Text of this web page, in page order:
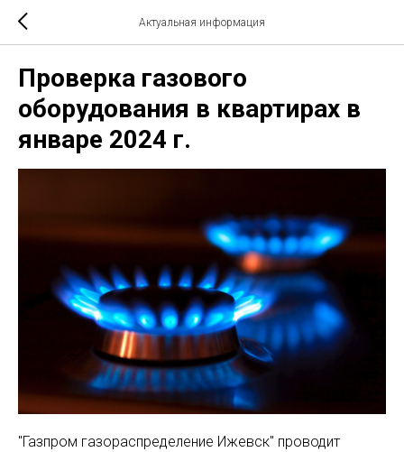
Актуальная информация
Проверка газового
оборудования в квартирах в
январе 2024 г.
"Газпром газораспределение Ижевск" проводит